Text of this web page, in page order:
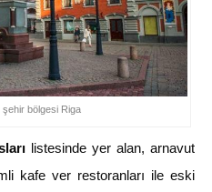
bölgesi Riga
listesinde yer alan, arnavut
kafe ver restoranları ile eski